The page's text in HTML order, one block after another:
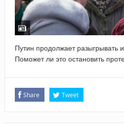
Путин продолжает разыгрывать
Поможет ли это остановить
Share Tweet